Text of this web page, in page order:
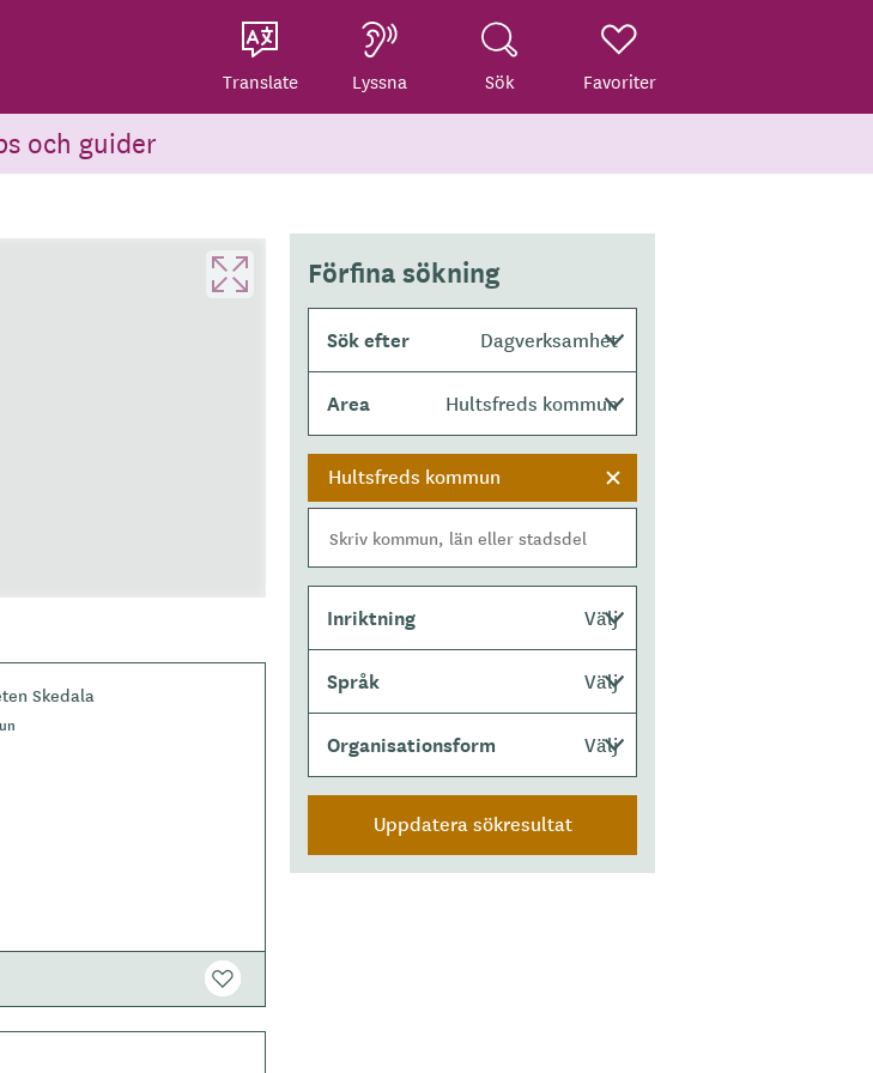
Translate Lyssna Sök Favoriter
och guider
Skedala
Förfina sökning
Sök efter Dagverksamhet
Area Hultsfreds kommun
Hultsfreds kommun
Inriktning Välj
Språk Välj
Organisationsform Välj